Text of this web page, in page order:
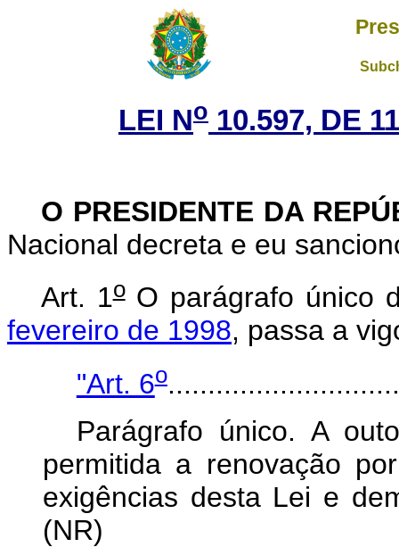
LEI No 10.597, DE
O PRESIDENTE DA
Nacional decreta e eu
Art. 1oO parágrafo único
fevereiro de 1998, passa a
"Art. 6o
Parágrafo único. A
permitida a renovação
exigências desta Lei e
(NR)